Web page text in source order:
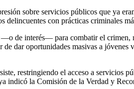
sobre servicios públicos que ya
con prácticas criminales
de interés— para combatir el crimen,
dar oportunidades masivas a jóvenes
restringiendo el acceso a servicios
indicó la Comisión de la Verdad y